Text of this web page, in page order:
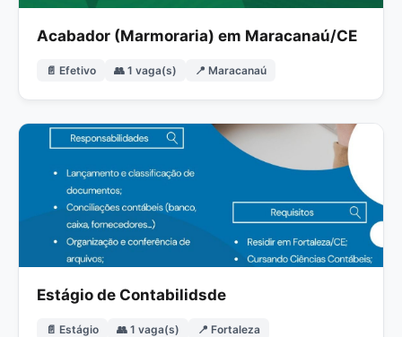
Acabador (Marmoraria) em Maracanaú/CE
📄 Efetivo 👥 1 vaga(s) 📍 Maracanaú
Estágio de Contabilidsde
📄 Estágio 👥 1 vaga(s) 📍 Fortaleza